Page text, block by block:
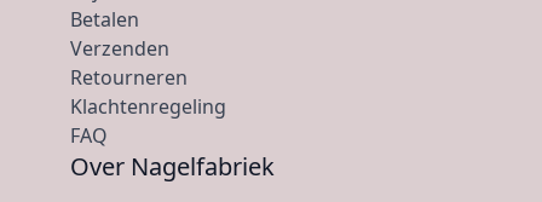
Betalen
Verzenden
Retourneren
Klachtenregeling
FAQ
Over Nagelfabriek